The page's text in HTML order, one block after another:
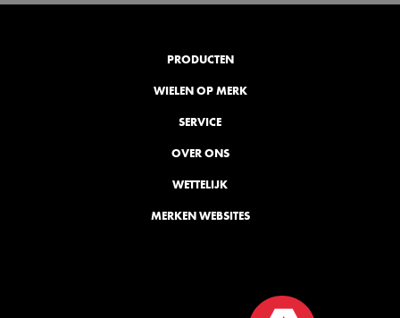
PRODUCTEN
WIELEN OP MERK
SERVICE
OVER ONS
WETTELIJK
MERKEN WEBSITES